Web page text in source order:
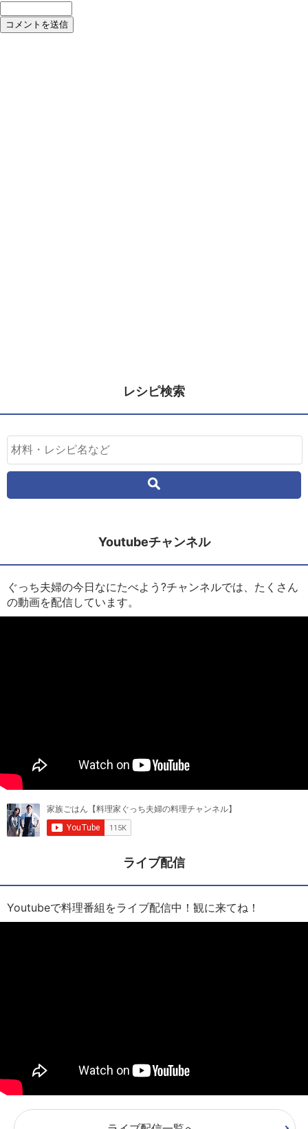
レシピ検索
Youtubeチャンネル
ぐっち夫婦の今日なにたべよう?チャンネルでは、たくさん
の動画を配信しています。
ライブ配信
Youtubeで料理番組をライブ配信中！観に来てね！